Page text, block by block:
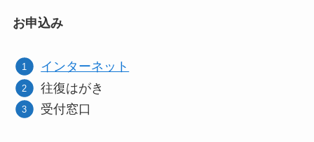
お申込み
インターネット
往復はがき
受付窓口